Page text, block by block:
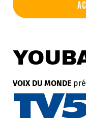
VOIX DU MONDE